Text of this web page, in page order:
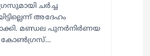
ചർച്ച
അദേഹം
മണ്ഡല പുനർനിർണയ
കോൺഗ്രസ്…